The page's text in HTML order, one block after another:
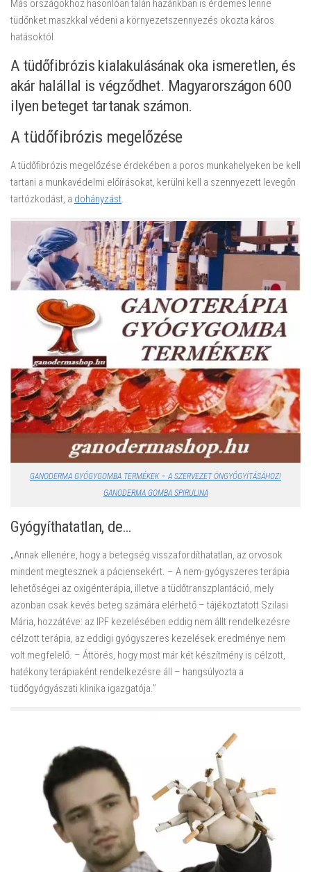
Más országokhoz hasonlóan talán hazánkban is érdemes lenne
tüdőnket maszkkal védeni a környezetszennyezés okozta káros
hatásoktól
A tüdőfibrózis kialakulásának oka ismeretlen, és
akár halállal is végződhet. Magyarországon 600
ilyen beteget tartanak számon.
A tüdőfibrózis megelőzése
A tüdőfibrózis megelőzése érdekében a poros munkahelyeken be kell
tartani a munkavédelmi előírásokat, kerülni kell a szennyezett levegőn
tartózkodást, a dohányzást
GANODERMA GYÓGYGOMBA TERMÉKEK – A SZERVEZET ÖNGYÓGYÍTÁSÁHOZ!
GANODERMA GOMBA SPIRULINA
Gyógyíthatatlan, de…
„Annak ellenére, hogy a betegség visszafordíthatatlan, az orvosok
mindent megtesznek a páciensekért. – A nem-gyógyszeres terápia
lehetőségei az oxigénterápia, illetve a tüdőtranszplantáció, mely
azonban csak kevés beteg számára elérhető – tájékoztatott Szilasi
Mária, hozzátéve: az IPF kezelésében eddig nem állt rendelkezésre
célzott terápia, az eddigi gyógyszeres kezelések eredménye nem
volt megfelelő. – Áttörés, hogy most már két készítmény is célzott,
hatékony terápiaként rendelkezésre áll – hangsúlyozta a
tüdőgyógyászati klinika igazgatója.”